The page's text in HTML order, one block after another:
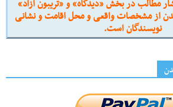
مطالب در بخش «دیدگاه» و «تریبون آزاد»
از مشخصات واقعی و محل اقامت و نشانی
نویسندگان است.